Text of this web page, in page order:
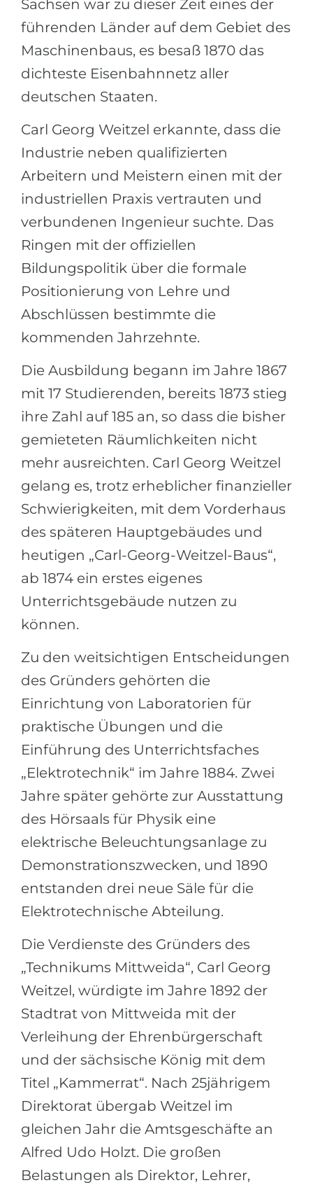
Sachsen war zu dieser Zeit eines der
führenden Länder auf dem Gebiet des
Maschinenbaus, es besaß 1870 das
dichteste Eisenbahnnetz aller
deutschen Staaten.
Carl Georg Weitzel erkannte, dass die
Industrie neben qualifizierten
Arbeitern und Meistern einen mit der
industriellen Praxis vertrauten und
verbundenen Ingenieur suchte. Das
Ringen mit der offiziellen
Bildungspolitik über die formale
Positionierung von Lehre und
Abschlüssen bestimmte die
kommenden Jahrzehnte.
Die Ausbildung begann im Jahre 1867
mit 17 Studierenden, bereits 1873 stieg
ihre Zahl auf 185 an, so dass die bisher
gemieteten Räumlichkeiten nicht
mehr ausreichten. Carl Georg Weitzel
gelang es, trotz erheblicher finanzieller
Schwierigkeiten, mit dem Vorderhaus
des späteren Hauptgebäudes und
heutigen „Carl-Georg-Weitzel-Baus“,
ab 1874 ein erstes eigenes
Unterrichtsgebäude nutzen zu
können.
Zu den weitsichtigen Entscheidungen
des Gründers gehörten die
Einrichtung von Laboratorien für
praktische Übungen und die
Einführung des Unterrichtsfaches
„Elektrotechnik“ im Jahre 1884. Zwei
Jahre später gehörte zur Ausstattung
des Hörsaals für Physik eine
elektrische Beleuchtungsanlage zu
Demonstrationszwecken, und 1890
entstanden drei neue Säle für die
Elektrotechnische Abteilung.
Die Verdienste des Gründers des
„Technikums Mittweida“, Carl Georg
Weitzel, würdigte im Jahre 1892 der
Stadtrat von Mittweida mit der
Verleihung der Ehrenbürgerschaft
und der sächsische König mit dem
Titel „Kammerrat“. Nach 25jährigem
Direktorat übergab Weitzel im
gleichen Jahr die Amtsgeschäfte an
Alfred Udo Holzt. Die großen
Belastungen als Direktor, Lehrer,